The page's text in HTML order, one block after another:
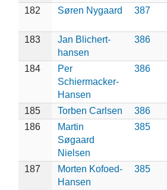
182
Søren Nygaard 387
183
Jan Blichert-
hansen
386
184
Per
Schiermacker-
Hansen
386
185 Torben Carlsen
386
186
Martin
Søgaard
Nielsen
385
187
Morten Kofoed-
Hansen
385